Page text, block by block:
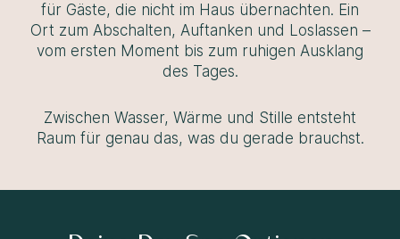
für Gäste, die nicht im Haus übernachten. Ein
Ort zum Abschalten, Auftanken und Loslassen –
vom ersten Moment bis zum ruhigen Ausklang
des Tages.
Zwischen Wasser, Wärme und Stille entsteht
Raum für genau das, was du gerade brauchst.